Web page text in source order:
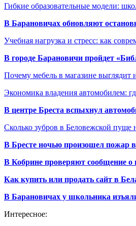
Гибкие образовательные модели:
В Барановичах обновляют
Учебная нагрузка и стресс: как
В городе Барановичи пройдет
Почему мебель в магазине выглядит
Экономика владения автомобилем:
В центре Бреста вспыхнул
Сколько зубров в Беловежской пуще
В Бресте ночью произошел пожар в
В Кобрине проверяют сообщение о
Как купить или продать сайт в
В Барановичах у школьника
Интересное: